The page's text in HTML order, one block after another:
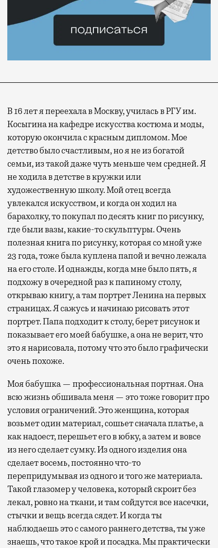
В 16 лет я переехала в Москву, училась в РГУ им.
Косыгина на кафедре искусства костюма и моды,
которую окончила с красным дипломом. Мое
детство было счастливым, но я не из богатой
семьи, из такой даже чуть меньше чем средней. Я
не ходила в детстве в кружки или
художественную школу. Мой отец всегда
увлекался искусством, и когда он ходил на
барахолку, то покупал по десять книг по рисунку,
где были вазы, какие-то скульптуры. Очень
полезная книга по рисунку, которая со мной уже
23 года, тоже была куплена папой и вечно лежала
на его столе. И однажды, когда мне было пять, я
подхожу в очередной раз к папиному столу,
открываю книгу, а там портрет Ленина на первых
страницах. Я сажусь и начинаю рисовать этот
портрет. Папа подходит к столу, берет рисунок и
показывает его моей бабушке, а она не верит, что
это я нарисовала, потому что это было графически
очень похоже.
Моя бабушка — профессиональная портная. Она
всю жизнь обшивала меня — это тоже говорит про
условия ограничений. Это женщина, которая
возьмет один материал, сошьет сначала платье, а
как надоест, перешьет его в юбку, а затем и вовсе
из него сделает сумку. Из одного изделия она
сделает восемь, постоянно что-то
перепридумывая из одного и того же материала.
Такой глазомер у человека, который скроит без
лекал, ровно на ткани, и там сойдутся все насечки,
стычки и вещь всегда сядет. И когда ты
наблюдаешь это с самого раннего детства, ты уже
знаешь, что такое крой и посадка. Мы практически